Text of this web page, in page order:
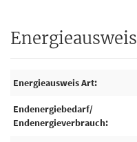
Energieausweis
Energieausweis Art
Endenergiebedarf/
Endenergieverbrauch